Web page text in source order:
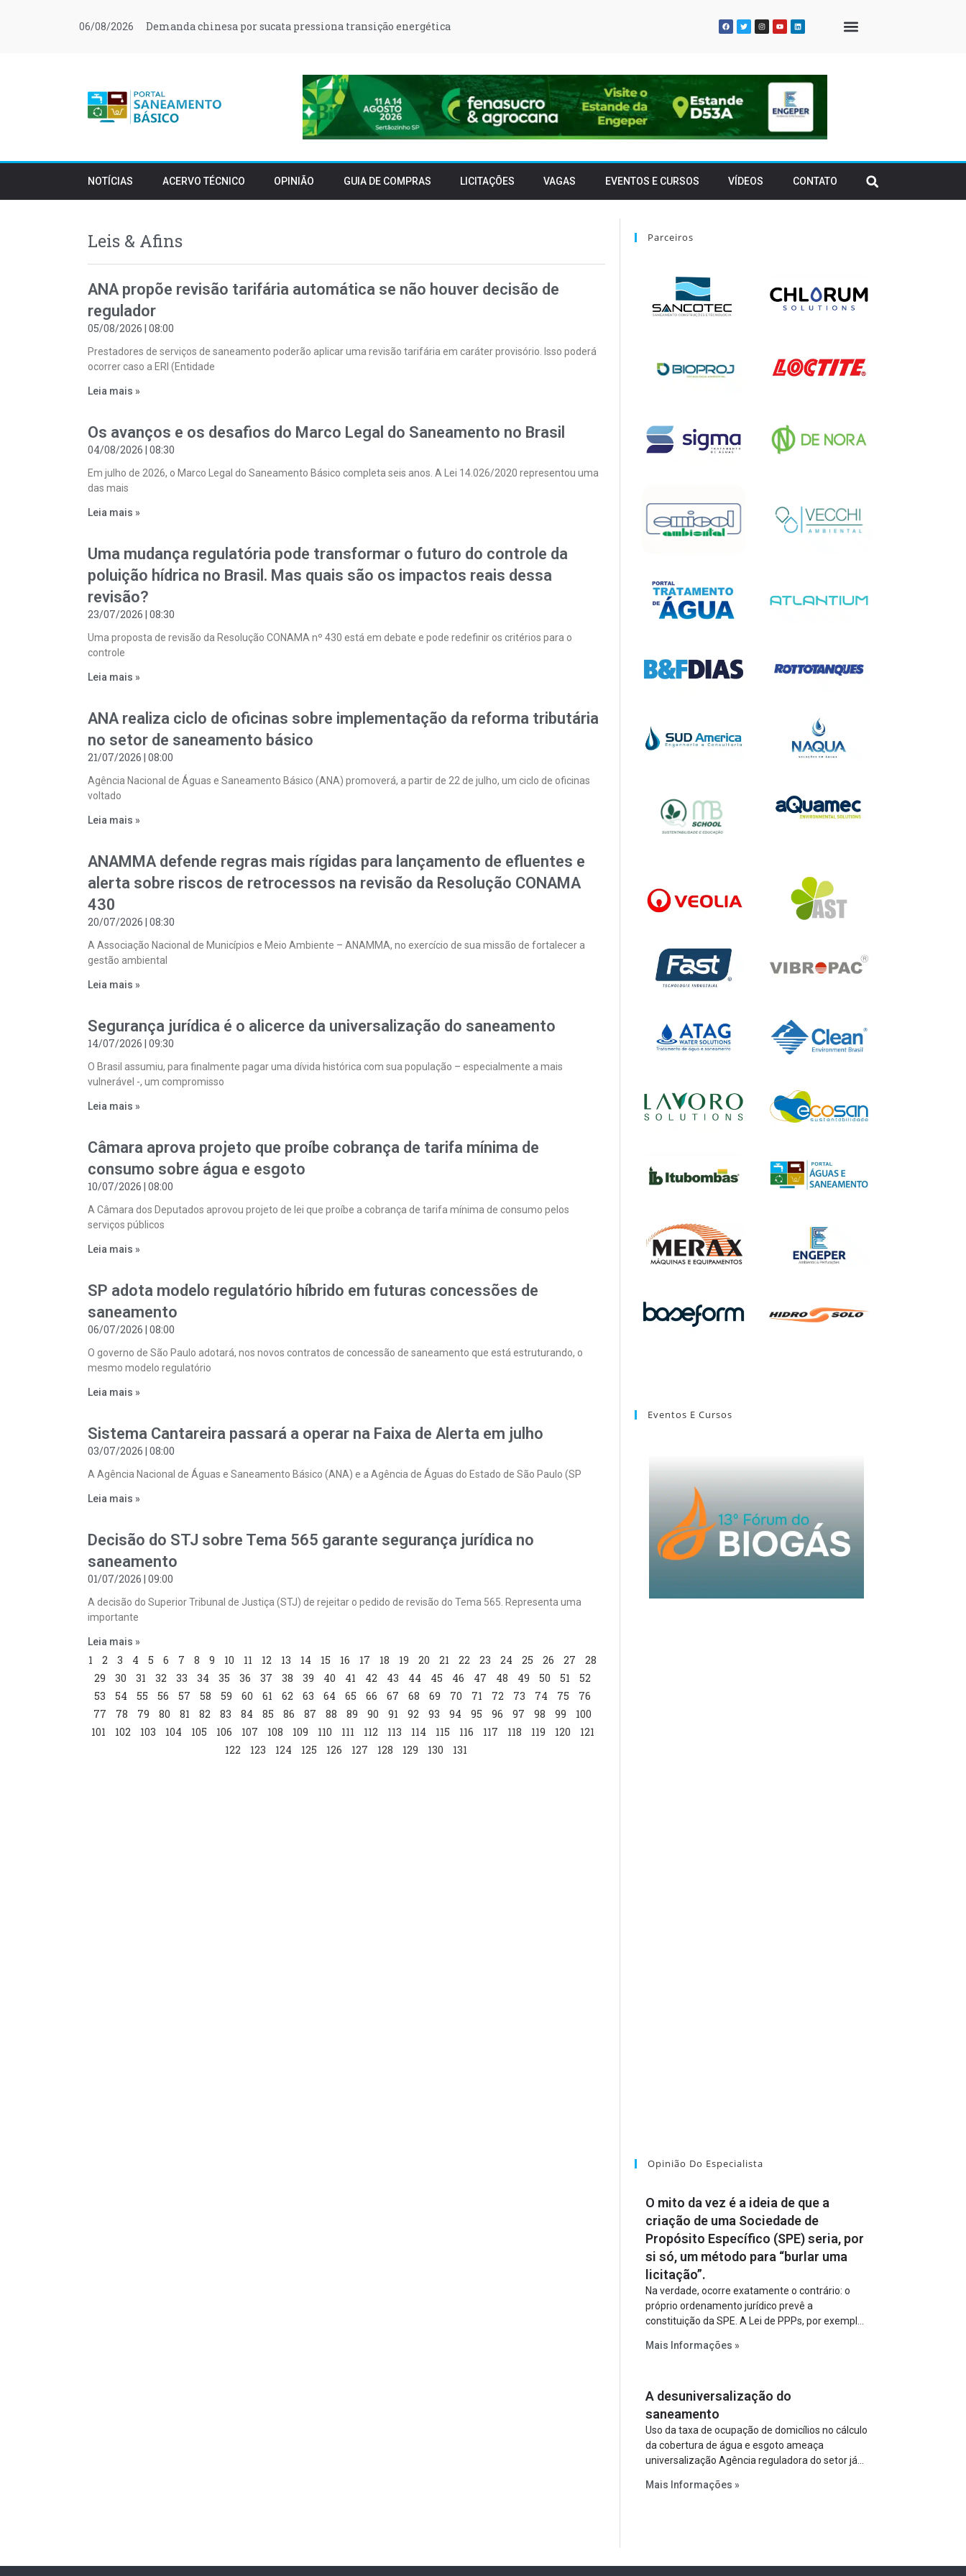
06/08/2026 Demanda chinesa por sucata pressiona transição energética
NOTÍCIAS ACERVO TÉCNICO OPINIÃO GUIA DE COMPRAS LICITAÇÕES VAGAS EVENTOS E CURSOS VÍDEOS CONTATO
Leis & Afins
ANA propõe revisão tarifária automática se não houver decisão de
regulador
05/08/2026 08:00
Prestadores de serviços de saneamento poderão aplicar uma revisão tarifária em caráter provisório. Isso poderá
ocorrer caso a ERI (Entidade
Leia mais »
Os avanços e os desafios do Marco Legal do Saneamento no Brasil
04/08/2026 08:30
Em julho de 2026, o Marco Legal do Saneamento Básico completa seis anos. A Lei 14.026/2020 representou uma
das mais
Leia mais »
Uma mudança regulatória pode transformar o futuro do controle da
poluição hídrica no Brasil. Mas quais são os impactos reais dessa
revisão?
23/07/2026 08:30
Uma proposta de revisão da Resolução CONAMA nº 430 está em debate e pode redefinir os critérios para o
controle
Leia mais »
ANA realiza ciclo de oficinas sobre implementação da reforma tributária
no setor de saneamento básico
21/07/2026 08:00
Agência Nacional de Águas e Saneamento Básico (ANA) promoverá, a partir de 22 de julho, um ciclo de oficinas
voltado
Leia mais »
ANAMMA defende regras mais rígidas para lançamento de efluentes e
alerta sobre riscos de retrocessos na revisão da Resolução CONAMA
430
20/07/2026 08:30
A Associação Nacional de Municípios e Meio Ambiente – ANAMMA, no exercício de sua missão de fortalecer a
gestão ambiental
Leia mais »
Segurança jurídica é o alicerce da universalização do saneamento
14/07/2026 09:30
O Brasil assumiu, para finalmente pagar uma dívida histórica com sua população – especialmente a mais
vulnerável -, um compromisso
Leia mais »
Câmara aprova projeto que proíbe cobrança de tarifa mínima de
consumo sobre água e esgoto
10/07/2026 08:00
A Câmara dos Deputados aprovou projeto de lei que proíbe a cobrança de tarifa mínima de consumo pelos
serviços públicos
Leia mais »
SP adota modelo regulatório híbrido em futuras concessões de
saneamento
06/07/2026 08:00
O governo de São Paulo adotará, nos novos contratos de concessão de saneamento que está estruturando, o
mesmo modelo regulatório
Leia mais »
Sistema Cantareira passará a operar na Faixa de Alerta em julho
03/07/2026 08:00
A Agência Nacional de Águas e Saneamento Básico (ANA) e a Agência de Águas do Estado de São Paulo (SP
Leia mais »
Decisão do STJ sobre Tema 565 garante segurança jurídica no
saneamento
01/07/2026 09:00
A decisão do Superior Tribunal de Justiça (STJ) de rejeitar o pedido de revisão do Tema 565. Representa uma
importante
Leia mais »
1 2 3 4 5 6 7 8 9 10 11 12 13 14 15 16 17 18 19 20 21 22 23 24 25 26 27
28
29
30 31 32 33 34 35 36 37 38 39 40 41 42 43 44 45 46 47 48 49 50 51
52
53
54 55 56 57 58 59 60 61 62 63 64 65 66 67 68 69 70 71 72 73 74 75
76
77
78 79 80 81 82 83 84 85 86 87 88 89 90 91 92 93 94 95 96 97 98 99
100
101
102 103 104 105 106 107 108 109 110 111 112 113 114 115 116 117 118 119 120
121
122
123 124 125 126 127 128 129 130 131
Parceiros
Eventos E Cursos
Opinião Do Especialista
O mito da vez é a ideia de que a
criação de uma Sociedade de
Propósito Específico (SPE) seria, por
si só, um método para “burlar uma
licitação”.
Na verdade, ocorre exatamente o contrário: o
próprio ordenamento jurídico prevê a
constituição da SPE. A Lei de PPPs, por exemplo,
SPE para implantar e gerir o empreendimento.
Concessões, a figura é facultativa e sujeita a
uma escolha racional de projeto a projeto.
Mais Informações »
A desuniversalização do
saneamento
Uso da taxa de ocupação de domicílios no cálculo
da cobertura de água e esgoto ameaça
universalização Agência reguladora do setor já
de variável demográfica.
Mais Informações »